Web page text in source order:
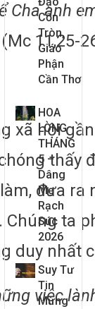
Cha anh
(Mc 11,25-
xã hội
thấy
đưa ra
Chúng ta
duy nhất
việc
Cồn
Tròn,
Giáo
Phận
Cần Thơ
HOA
LÒNG
THÁNG
5 –
Dâng
Mẹ
Rạch
Súc
2026
Suy Tư
Tin
Mừng